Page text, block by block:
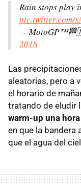
Rain stops play
pic.twitter.com/
—
2018
Las
aleatorias, pero a
el horario de
tratando de eludir
warm-up una
en que la bandera
que el agua del